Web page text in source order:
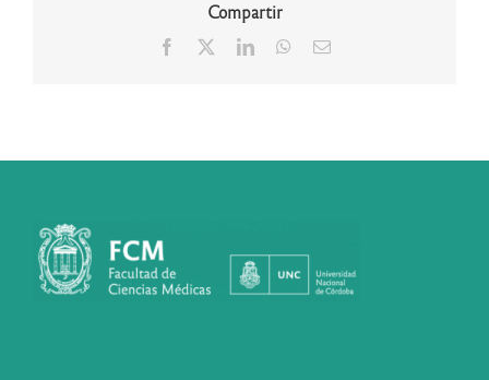
Compartir
Facebook LinkedInWhatsApp
Correo